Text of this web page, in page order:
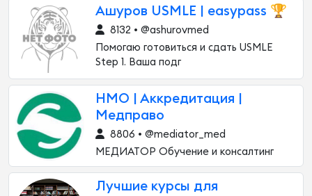
Ашуров USMLE | easypass 🏆
8132 • @ashurovmed
Помогаю готовиться и сдать USMLE
Step 1. Ваша подг
НМО | Аккредитация |
Медправо
8806 • @mediator_med
МЕДИАТОР Обучение и консалтинг
Лучшие курсы для